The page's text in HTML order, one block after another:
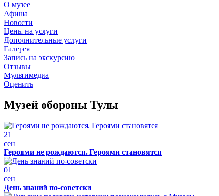
О музее
Афиша
Новости
Цены на услуги
Дополнительные услуги
Галерея
Запись на экскурсию
Отзывы
Мультимедиа
Оценить
Музей обороны Тулы
21
сен
Героями не рождаются. Героями становятся
01
сен
День знаний по-советски